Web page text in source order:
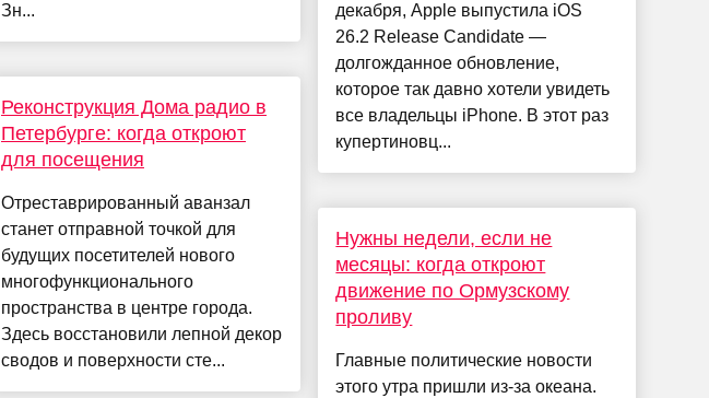
Зн...
Реконструкция Дома радио в
Петербурге: когда откроют
для посещения
Отреставрированный аванзал
станет отправной точкой для
будущих посетителей нового
многофункционального
пространства в центре города.
Здесь восстановили лепной декор
сводов и поверхности сте...
декабря, Apple выпустила iOS
26.2 Release Candidate —
долгожданное обновление,
которое так давно хотели увидеть
все владельцы iPhone. В этот раз
купертиновц...
Нужны недели, если не
месяцы: когда откроют
движение по Ормузскому
проливу
Главные политические новости
этого утра пришли из-за океана.